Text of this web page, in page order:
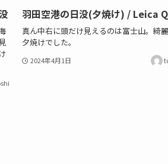
羽田空港の日没(夕焼け) / Leica
真ん中右に頭だけ見えるのは富士山。綺
夕焼けでした。
2024年4月1日